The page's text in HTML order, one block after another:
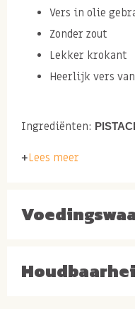
Vers in olie
Zonder zout
Lekker krokant
Heerlijk vers
Ingrediënten:
Ook zo gek op
ons assortiment.
Lees meer